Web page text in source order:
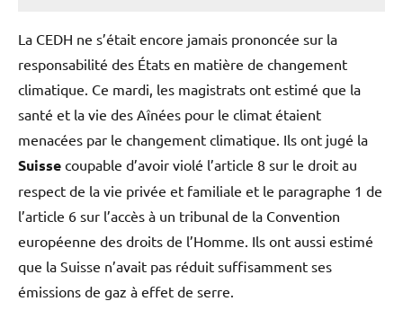
La CEDH ne s’était encore jamais prononcée sur la
responsabilité des États en matière de changement
climatique. Ce mardi, les magistrats ont estimé que la
santé et la vie des Aînées pour le climat étaient
menacées par le changement climatique. Ils ont jugé la
Suisse coupable d’avoir violé l’article 8 sur le droit au
respect de la vie privée et familiale et le paragraphe 1 de
l’article 6 sur l’accès à un tribunal de la Convention
européenne des droits de l’Homme. Ils ont aussi estimé
que la Suisse n’avait pas réduit suffisamment ses
émissions de gaz à effet de serre.